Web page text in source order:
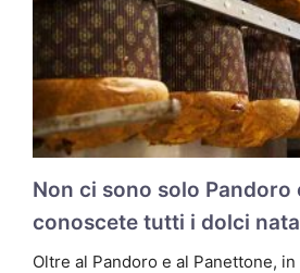
Non ci sono solo Pandoro
conoscete tutti i dolci
Oltre al Pandoro e al Panettone,